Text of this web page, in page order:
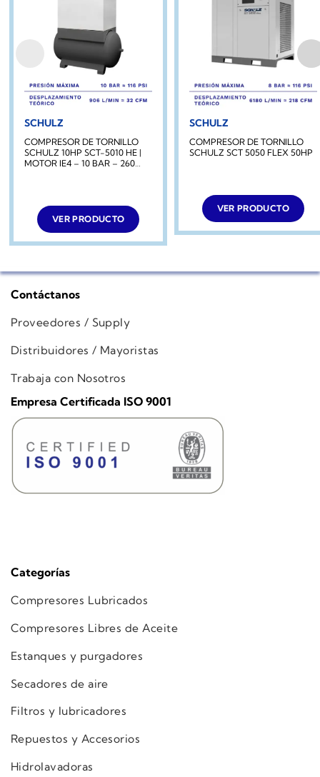
SCHULZ
COMPRESOR DE TORNILLO
SCHULZ 10HP SCT-5010 HE |
MOTOR IE4 – 10 BAR – 260
VER PRODUCTO
SCHULZ
COMPRESOR DE TORNILLO
SCHULZ SCT 5050 FLEX 50HP
VER PRODUCTO
Categorías
Compresores Lubricados
Compresores Libres de Aceite
Estanques y purgadores
Secadores de aire
Filtros y lubricadores
Repuestos y Accesorios
Hidrolavadoras
Contáctanos
Proveedores / Supply
Distribuidores / Mayoristas
Trabaja con Nosotros
Empresa Certificada ISO 9001